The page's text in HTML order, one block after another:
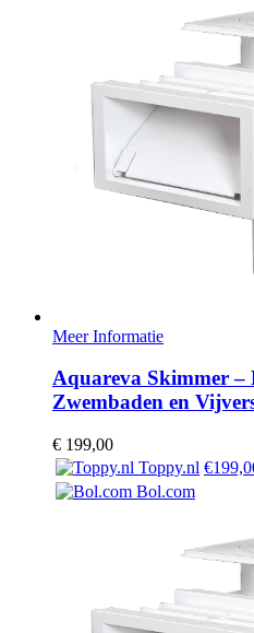
Meer Informatie
Aquareva Skimmer –
Zwembaden en
€ 199,00
Toppy.nl
Bol.com